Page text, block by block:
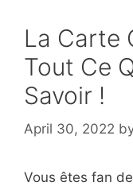
La Carte
Tout Ce
Savoir !
April 30, 2022
Vous êtes fan